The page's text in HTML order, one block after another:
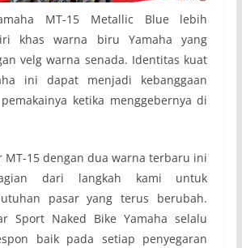
MT-15 Metallic Blue lebih
khas warna biru Yamaha yang
velg warna senada. Identitas kuat
ini dapat menjadi kebanggaan
ketika menggebernya di
MT-15 dengan dua warna terbaru ini
dari langkah kami untuk
pasar yang terus berubah.
Sport Naked Bike Yamaha selalu
baik pada setiap penyegaran